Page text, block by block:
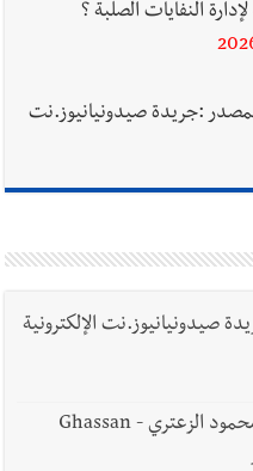
النفايات الصلبة ؟
:جريدة صيدونيانيوز.نت
صيدونيانيوز.نت الإلكترونية
الصحافي السفير غسان محمود الزعتري - Ghassan